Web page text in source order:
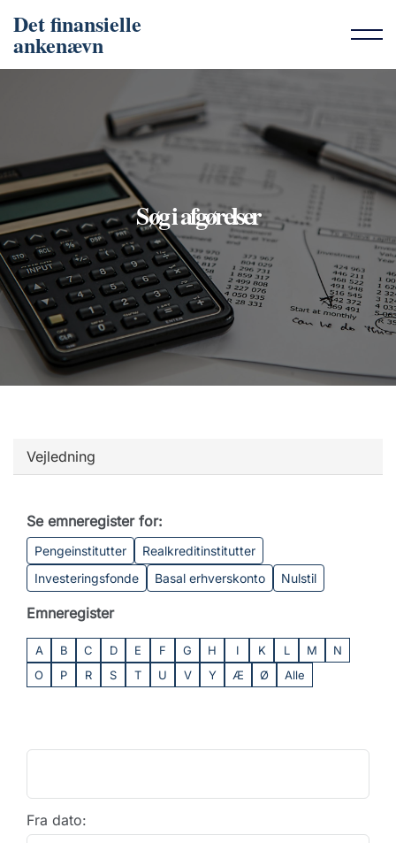
Det finansielle
ankenævn
Søg i afgørelser
Vejledning
Se emneregister for:
Pengeinstitutter
Realkreditinstitutter
Investeringsfonde
Basal erhverskonto Nulstil
Emneregister
A B C D E F G H I K L M
N
O
P R S T U V Y Æ Ø Alle
Fra dato: